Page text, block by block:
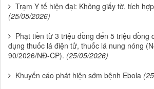
Trạm Y tế hiện đại: Không giấy tờ, tích
(25/05/2026)
Phạt tiền từ 3 triệu đồng đến 5 triệu đồng
dụng thuốc lá điện tử, thuốc lá nung nóng
90/2026/NĐ-CP). (25/05/2026)
Khuyến cáo phát hiện sớm bệnh Ebola